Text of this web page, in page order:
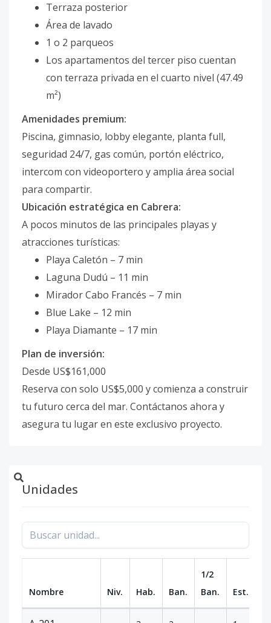
Terraza posterior
Área de lavado
1 o 2 parqueos
Los apartamentos del tercer piso cuentan
con terraza privada en el cuarto nivel (47.49
m²)
Amenidades premium:
Piscina, gimnasio, lobby elegante, planta full,
seguridad 24/7, gas común, portón eléctrico,
intercom con videoportero y amplia área social
para compartir.
Ubicación estratégica en Cabrera:
A pocos minutos de las principales playas y
atracciones turísticas:
Playa Caletón – 7 min
Laguna Dudú – 11 min
Mirador Cabo Francés – 7 min
Blue Lake – 12 min
Playa Diamante – 17 min
Plan de inversión:
Desde US$161,000
Reserva con solo US$5,000 y comienza a construir
tu futuro cerca del mar. Contáctanos ahora y
asegura tu lugar en este exclusivo proyecto.
Unidades
Nombre Niv. Hab. Ban.
1/2
Ban.
Est.